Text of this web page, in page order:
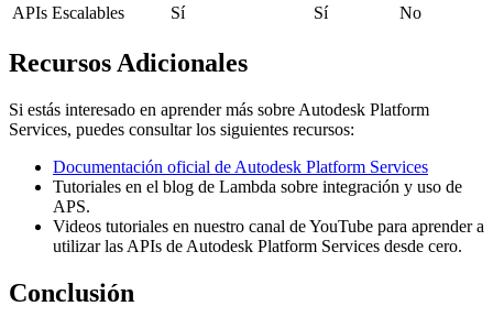
APIs Escalables
Sí Sí No
Recursos Adicionales
Si estás interesado en aprender más sobre Autodesk Platform
Services, puedes consultar los siguientes recursos:
Documentación oficial de Autodesk Platform Services
Tutoriales en el blog de Lambda sobre integración y uso de
APS.
Videos tutoriales en nuestro canal de YouTube para aprender a
utilizar las APIs de Autodesk Platform Services desde cero.
Conclusión